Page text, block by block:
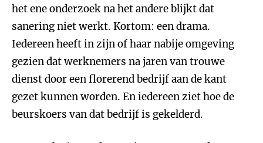
het ene onderzoek na het andere blijkt dat
sanering niet werkt. Kortom: een drama.
Iedereen heeft in zijn of haar nabije omgeving
gezien dat werknemers na jaren van trouwe
dienst door een florerend bedrijf aan de kant
gezet kunnen worden. En iedereen ziet hoe de
beurskoers van dat bedrijf is gekelderd.